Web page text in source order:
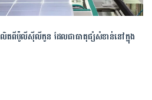
តពីប៉ូលីស៊ីលីកូន ដែលជាធាតុផ្សំសំខាន់នៅក្នុង